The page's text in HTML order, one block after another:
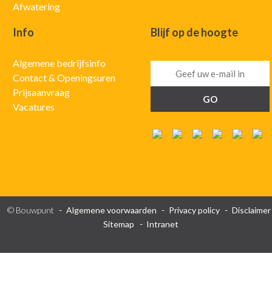
Afwatering
Info
Algemene bedrijfsinfo
Contact & Openingsuren
Prijsaanvraag
Vacatures
Blijf op de hoogte
© Bouwpunt Algemene voorwaarden Privacy policy
Disclaimer
Sitemap
Intranet